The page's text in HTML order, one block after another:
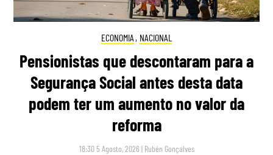
ECONOMIA , NACIONAL
Pensionistas que descontaram para a
Segurança Social antes desta data
podem ter um aumento no valor da
reforma
18:30 5 Agosto, 2026 | Rubén Gonçalves